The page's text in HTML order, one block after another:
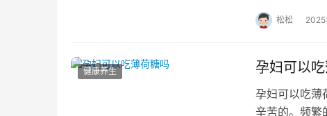
松松 2025
健康养生 孕妇可以
孕妇可以吃
辛苦的。频繁